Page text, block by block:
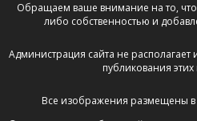
буквами.
Не копируйте рецензии
важно именно ваше
Не размещайте
И запаситесь терпением,
публикуются только после
Обращаем ваше внимание на то,
либо собственностью и
Администрация сайта не
публикования
Все изображения размещены в